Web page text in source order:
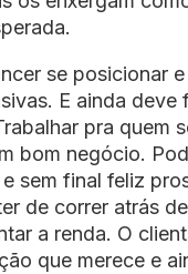
se posicionar
E ainda deve
pra quem
bom negócio.
sem final feliz
de correr atrás
a renda. O
que merece e